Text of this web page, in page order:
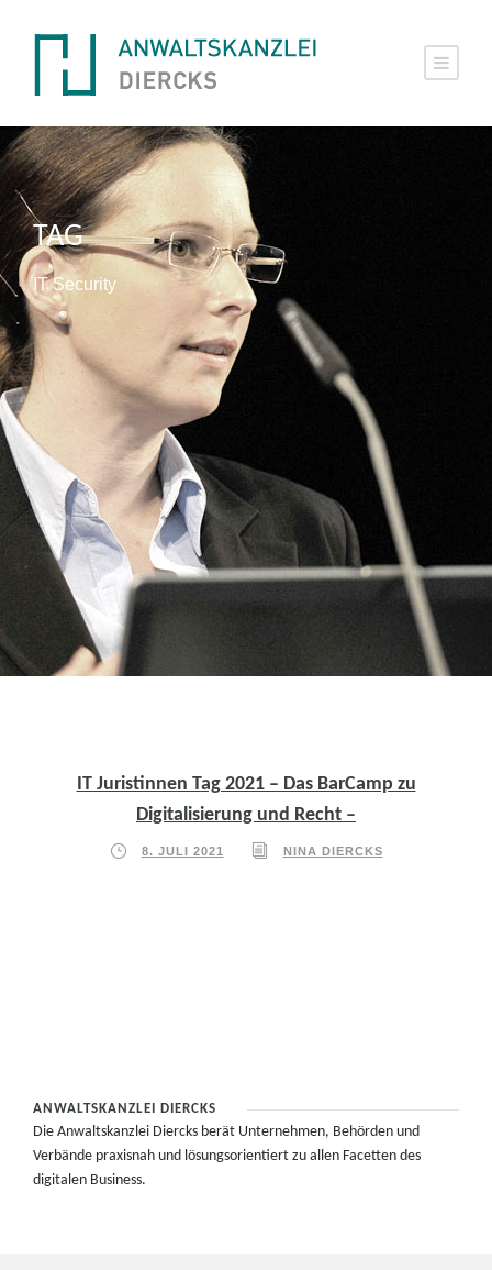
TAG
IT Security
IT Juristinnen Tag 2021 – Das BarCamp zu
Digitalisierung und Recht –
8. JULI 2021 NINA DIERCKS
ANWALTSKANZLEI DIERCKS
Die Anwaltskanzlei Diercks berät Unternehmen, Behörden und
Verbände praxisnah und lösungsorientiert zu allen Facetten des
digitalen Business.